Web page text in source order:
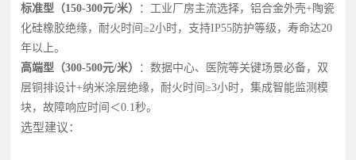
标准型（150-300元/米）
：工业厂房主流选择，铝合金外壳+陶瓷
化硅橡胶绝缘，耐火时间≥2小时，支持IP55防护等级，寿命达20
年以上。
高端型（300-500元/米）
：数据中心、医院等关键场景必备，双
层铜排设计+纳米涂层绝缘，耐火时间≥3小时，集成智能监测模
块，故障响应时间＜0.1秒。
选型建议：